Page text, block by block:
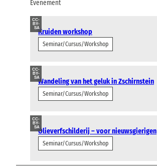
Evenement
CC-
BY-
SAKruiden workshop
Seminar/Cursus/Workshop
CC-
BY-
SAWandeling van het geluk in Zschirnstein
Seminar/Cursus/Workshop
CC-
BY-
SAOlieverfschilderij – voor nieuwsgierigen
Seminar/Cursus/Workshop